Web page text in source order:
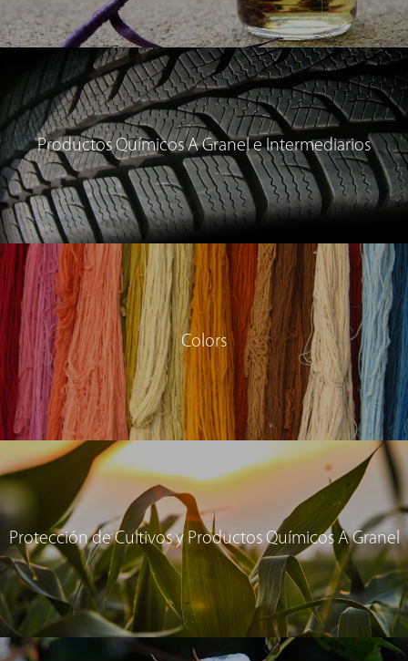
Productos Químicos A Granel e Intermediarios
Colors
Protección de Cultivos y Productos Químicos A Granel